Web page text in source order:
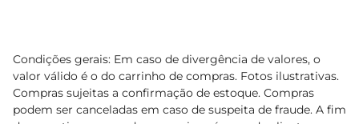
Condições gerais: Em caso de divergência de valores, o
valor válido é o do carrinho de compras. Fotos ilustrativas.
Compras sujeitas a confirmação de estoque. Compras
podem ser canceladas em caso de suspeita de fraude. A fim